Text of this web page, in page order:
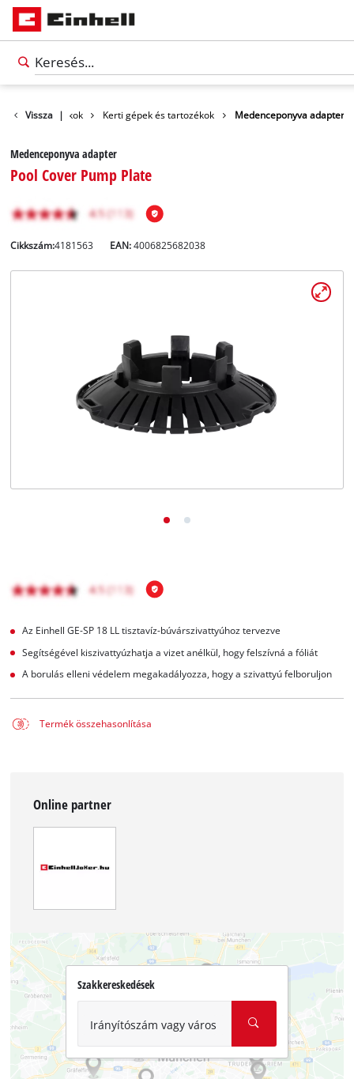
Vissza |
Tartozékok Kerti gépek és tartozékok Medenceponyva adapter
Medenceponyva adapter
Pool Cover Pump Plate
Cikkszám:4181563 EAN:4006825682038
Az Einhell GE-SP 18 LL tisztavíz-búvárszivattyúhoz tervezve
Segítségével kiszivattyúzhatja a vizet anélkül, hogy felszívná a fóliát
A borulás elleni védelem megakadályozza, hogy a szivattyú felboruljon
Termék összehasonlítása
Online partner
Szakkereskedések
Irányítószám vagy város